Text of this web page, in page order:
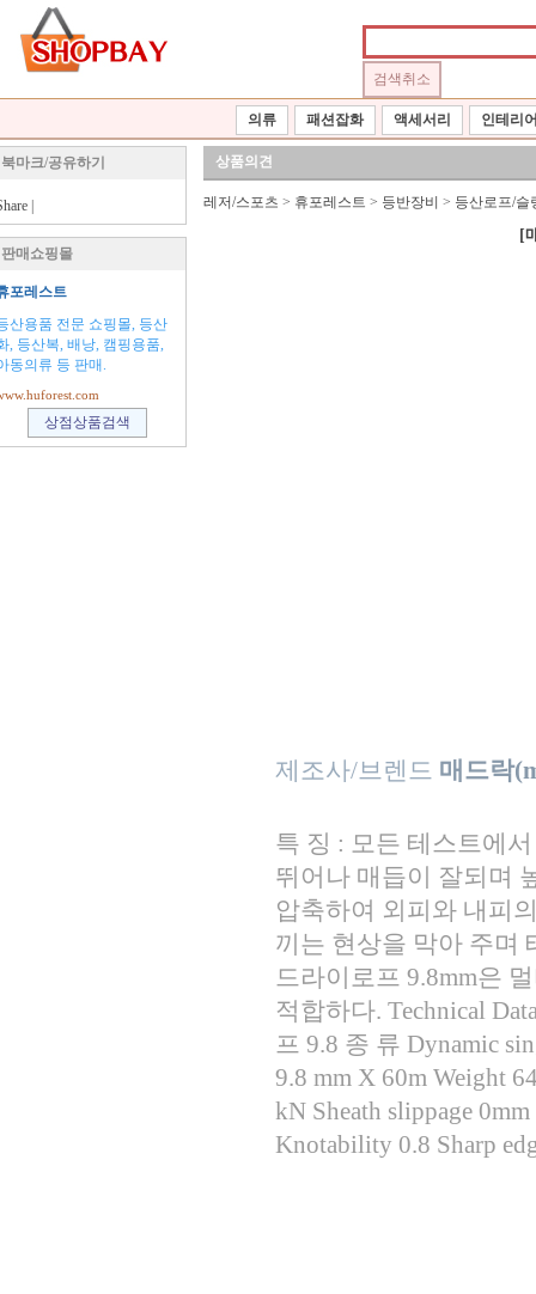
의류 패션잡화 액세서리 인테리
북마크/공유하기
판매쇼핑몰
포레스트
산용품 전문 쇼핑몰, 등산
, 등산복, 배낭, 캠핑용품,
동의류 등 판매.
상품의견
레저/스포츠 > 휴포레스트 > 등반장비 > 등산로프/슬
[
제조사/브렌드 매드락
특 징 : 모든 테스트에
뛰어나 매듭이 잘되며
압축하여 외피와 내피
끼는 현상을 막아 주며
드라이로프 9.8mm은
적합하다. Technical
프 9.8 종 류 Dynamic
9.8 mm X 60m Weight
kN Sheath slippage
Knotability 0.8 Sharp